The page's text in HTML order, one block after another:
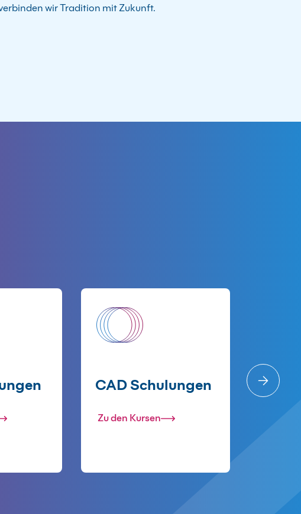
wir Tradition mit Zukunft.
CAD Schulungen
Zu den Kursen